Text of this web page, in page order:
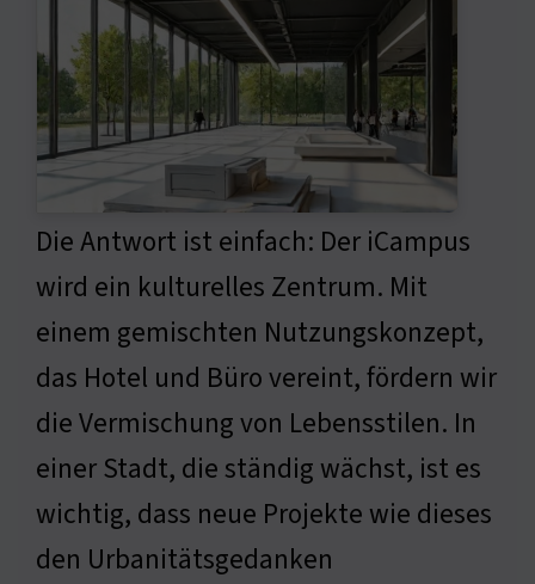
Die Antwort ist einfach: Der iCampus
wird ein kulturelles Zentrum. Mit
einem gemischten Nutzungskonzept,
das Hotel und Büro vereint, fördern wir
die Vermischung von Lebensstilen. In
einer Stadt, die ständig wächst, ist es
wichtig, dass neue Projekte wie dieses
den Urbanitätsgedanken